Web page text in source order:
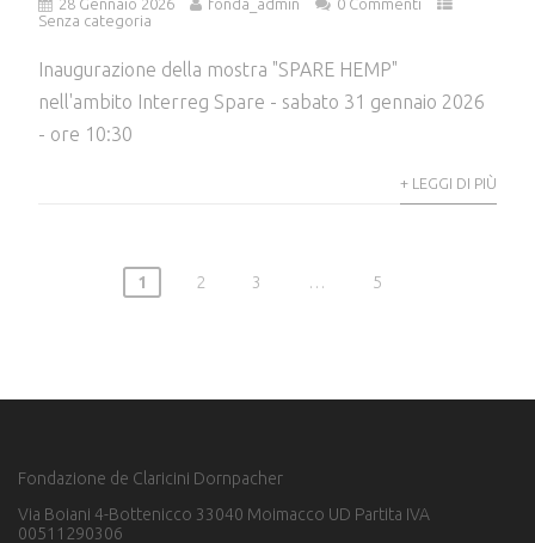
28 Gennaio 2026 fonda_admin
0 Commenti
Senza categoria
Inaugurazione della mostra "SPARE HEMP"
nell'ambito Interreg Spare - sabato 31 gennaio 2026
- ore 10:30
+ LEGGI DI PIÙ
1 2 3 … 5
Fondazione de Claricini Dornpacher
Via Boiani 4-Bottenicco 33040 Moimacco UD Partita IVA
00511290306